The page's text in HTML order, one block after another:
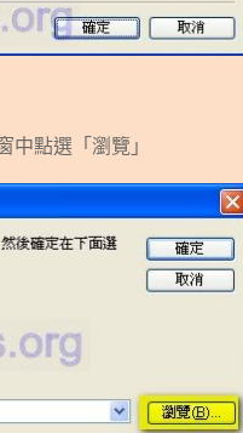
中點選「瀏覽」